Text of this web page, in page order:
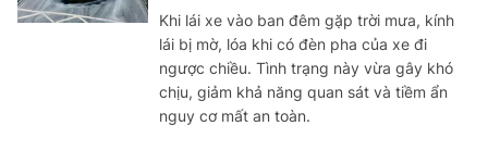
Khi lái xe vào ban đêm gặp trời mưa, kính
lái bị mờ, lóa khi có đèn pha của xe đi
ngược chiều. Tình trạng này vừa gây khó
chịu, giảm khả năng quan sát và tiềm ẩn
nguy cơ mất an toàn.